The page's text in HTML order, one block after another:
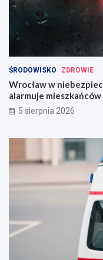
ŚRODOWISKO ZDROWIE
Wrocław w
alarmuje mieszkańców
5 sierpnia 2026